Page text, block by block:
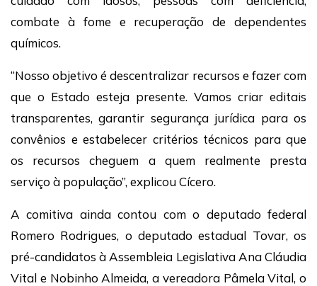
combate à fome e recuperação de dependentes
químicos.
“Nosso objetivo é descentralizar recursos e fazer com
que o Estado esteja presente. Vamos criar editais
transparentes, garantir segurança jurídica para os
convênios e estabelecer critérios técnicos para que
os recursos cheguem a quem realmente presta
serviço à população”, explicou Cícero.
A comitiva ainda contou com o deputado federal
Romero Rodrigues, o deputado estadual Tovar, os
pré-candidatos à Assembleia Legislativa Ana Cláudia
Vital e Nobinho Almeida, a vereadora Pâmela Vital, o